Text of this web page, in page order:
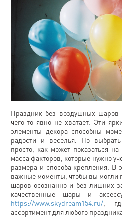
Праздник без воздушных шаров
чего-то явно не хватает. Эти
элементы декора способны
радости и веселья. Но
просто, как может показаться
масса факторов, которые нужно
размера и способа крепления. В
важные моменты, чтобы вы могли
шаров осознанно и без лишних
качественные шары и
https://www.skydream154.ru/ ,
ассортимент для любого